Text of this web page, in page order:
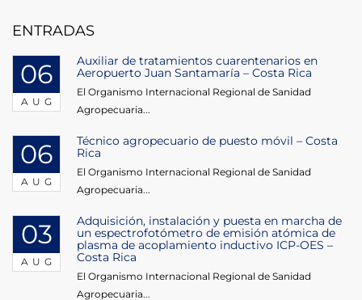
ENTRADAS
06
AUG
Auxiliar de tratamientos cuarentenarios en
Aeropuerto Juan Santamaría – Costa Rica
El Organismo Internacional Regional de Sanidad
Agropecuaria...
06
AUG
Técnico agropecuario de puesto móvil – Costa
Rica
El Organismo Internacional Regional de Sanidad
Agropecuaria...
03
AUG
Adquisición, instalación y puesta en marcha de
un espectrofotómetro de emisión atómica de
plasma de acoplamiento inductivo ICP-OES –
Costa Rica
El Organismo Internacional Regional de Sanidad
Agropecuaria...